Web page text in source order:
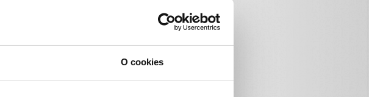
O cookies
sme: